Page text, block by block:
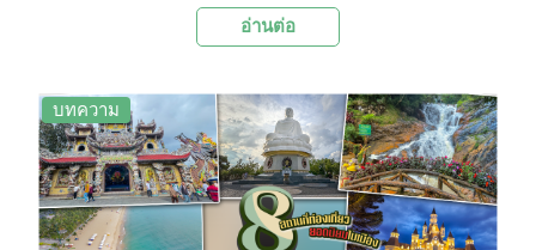
คำตอบ! สองเมืองนี้จะพาคุณดื่มด่ำไปกับธรรมชาติที่
หลากหลาย Palanla ได้รวบรวมเอา 8 สถานที่ท่อง
เที่ยวยอดนิยมในเมืองญาจางและดาลัดมาให้แล้วใน
คลิปนี้
อ่านต่อ
บทความ